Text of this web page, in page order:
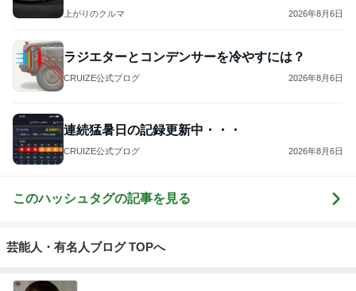
上がりのクルマ 2026年8月6日
ラジエターとコンデンサーを冷やすには？
CRUIZE公式ブログ 2026年8月6日
連続猛暑日の記録更新中・・・
CRUIZE公式ブログ 2026年8月6日
このハッシュタグの記事を見る
芸能人・有名人ブログ TOPへ